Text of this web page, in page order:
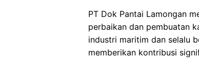
PT Dok Pantai Lamongan
perbaikan dan pembuatan
industri maritim dan selalu
memberikan kontribusi